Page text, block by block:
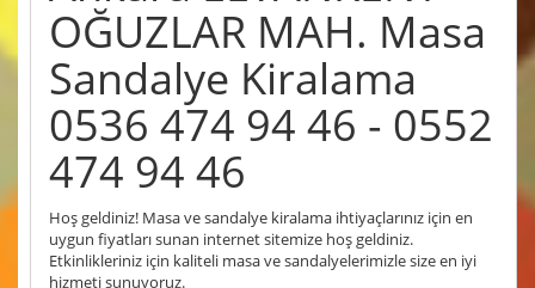
OĞUZLAR MAH. Masa
Sandalye Kiralama
0536 474 94 46 - 0552
474 94 46
Hoş geldiniz! Masa ve sandalye kiralama ihtiyaçlarınız için en
uygun fiyatları sunan internet sitemize hoş geldiniz.
Etkinlikleriniz için kaliteli masa ve sandalyelerimizle size en iyi
hizmeti sunuyoruz.